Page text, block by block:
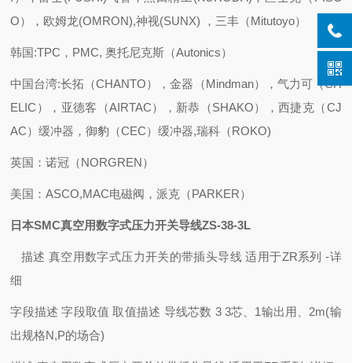
O），欧姆龙(OMRON),神视(SUNX) ，三丰（Mitutoyo）
韩国:TPC，PMC, 奥托尼克斯（Autonics）
中国台湾:长拓（CHANTO），金器（Mindman），气力可（CH
ELIC），亚德客（AIRTAC），新恭（SHAKO），西捷克（CJ
AC）缓冲器，御豹（CEC）缓冲器,瑞科（ROKO)
英国：诺冠（NORGREN）
美国：ASCO,MAC电磁阀，派克（PARKER）
日本SMC真空用数字式压力开关导线ZS-38-3L
描述 真空用数字式压力开关的带插头导线 适用于ZR系列-详
细
字段描述 字段取值 取值描述 导线芯数 3 3芯、1输出用、2m(输
出规格N,P的场合)